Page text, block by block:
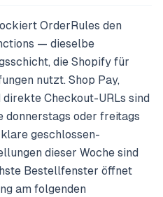
OrderRules den
— dieselbe
die Shopify für
nutzt. Shop Pay,
Checkout-URLs sind
donnerstags oder freitags
geschlossen-
dieser Woche sind
Bestellfenster öffnet
am folgenden